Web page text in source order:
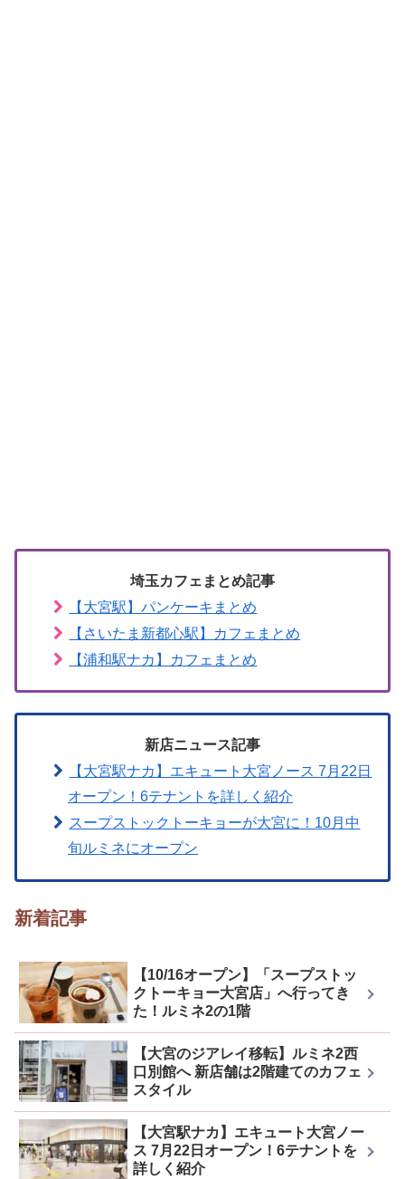
埼玉カフェまとめ記事
【大宮駅】パンケーキまとめ
【さいたま新都心駅】カフェまとめ
【浦和駅ナカ】カフェまとめ
新店ニュース記事
【大宮駅ナカ】エキュート大宮ノース 7月22日
オープン！6テナントを詳しく紹介
スープストックトーキョーが大宮に！10月中
旬ルミネにオープン
新着記事
【10/16オープン】「スープストッ
クトーキョー大宮店」へ行ってき
た！ルミネ2の1階
【大宮のジアレイ移転】ルミネ2西
口別館へ 新店舗は2階建てのカフェ
スタイル
【大宮駅ナカ】エキュート大宮ノー
ス 7月22日オープン！6テナントを
詳しく紹介